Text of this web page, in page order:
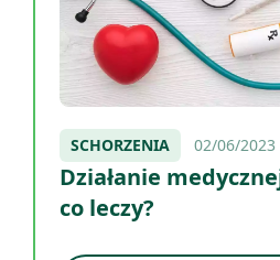
SCHORZENIA 02/06/2023
Działanie
co leczy?